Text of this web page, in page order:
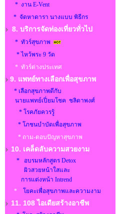
* งาน E-Vent
* จัดหาดารา นางแบบ พิธีกร
8. บริการจัดท่องเที่ยวทั่วไป
* ทัวร์สุขภาพ
* ไหว้พระ 9 วัด
* ทัวร์ต่างประเทศ
9. แพทย์ทางเลือกเพื่อสุขภาพ
* เลือกสุขภาพดีกับ
นายแพทย์เปี่ยมโชค ชลิดาพงศ์
* โรคภัยควรรู้
* โภชนบำบัดเพื่อสุขภาพ
* ถาม-ตอบปัญหาสุขภาพ
10. เคล็ดลับความสวยงาม
* อบรมหลักสูตร Detox
ผิวสวยหน้าใสและ
การแต่งหน้า Intrend
* โยคะเพื่อสุขภาพและความงาม
11. 108 ไอเดียสร้างอาชีพ